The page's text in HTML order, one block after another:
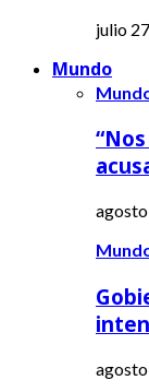
julio
Mundo